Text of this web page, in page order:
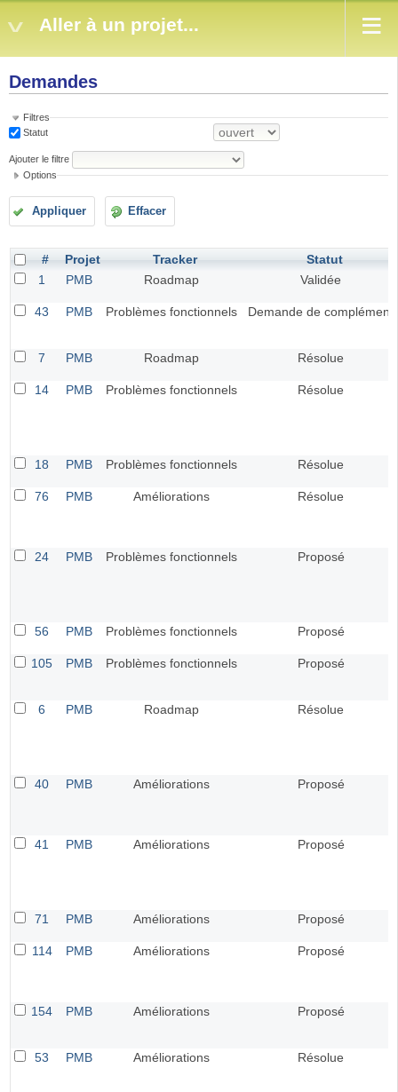
Aller à un projet...
Demandes
Filtres
Statut
Ajouter le filtre
Options
Appliquer Effacer
# Projet Tracker
Statut
1
PMB Roadmap Validée
43 PMB Problèmes fonctionnels Demande de complément
7 PMB Roadmap Résolue
14 PMB Problèmes fonctionnels Résolue
18 PMB Problèmes fonctionnels Résolue
76 PMB Améliorations Résolue
24 PMB Problèmes fonctionnels Proposé
56 PMB Problèmes fonctionnels Proposé
105 PMB Problèmes fonctionnels Proposé
6 PMB Roadmap Résolue
40 PMB Améliorations Proposé
41 PMB Améliorations Proposé
71 PMB Améliorations Proposé
114 PMB Améliorations Proposé
154 PMB Améliorations Proposé
53 PMB Améliorations Résolue